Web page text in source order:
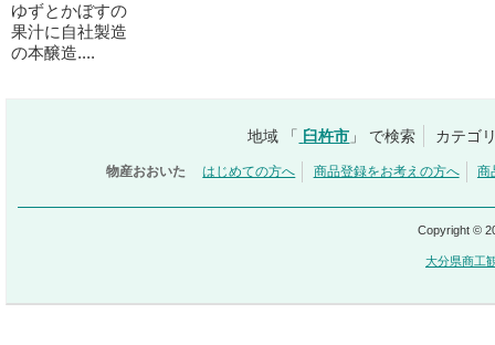
ゆずとかぼすの
果汁に自社製造
の本醸造....
地域 「 臼杵市 」 で検索 カテゴ
物産おおいた はじめての方へ 商品登録をお考えの方へ 商
Copyright ©
大分県商工